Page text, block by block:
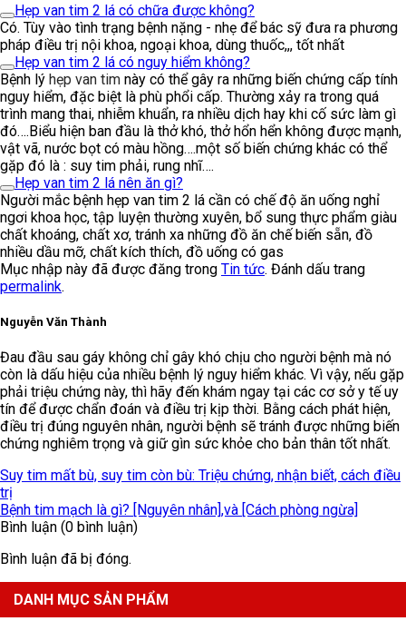
Hẹp van tim 2 lá có chữa được không?
Có. Tùy vào tình trạng bệnh nặng - nhẹ để bác sỹ đưa ra phương
pháp điều trị nội khoa, ngoại khoa, dùng thuốc,,, tốt nhất
Hẹp van tim 2 lá có nguy hiểm không?
Bệnh lý hẹp van tim này có thể gây ra những biến chứng cấp tính
nguy hiểm, đặc biệt là phù phổi cấp. Thường xảy ra trong quá
trình mang thai, nhiễm khuẩn, ra nhiều dịch hay khi cố sức làm gì
đó….Biểu hiện ban đầu là thở khó, thở hổn hển không được mạnh,
vật vã, nước bọt có màu hồng….một số biến chứng khác có thể
gặp đó là : suy tim phải, rung nhĩ….
Hẹp van tim 2 lá nên ăn gì?
Người mắc bệnh hẹp van tim 2 lá cần có chế độ ăn uống nghỉ
ngơi khoa học, tập luyện thường xuyên, bổ sung thực phẩm giàu
chất khoáng, chất xơ, tránh xa những đồ ăn chế biến sẵn, đồ
nhiều dầu mỡ, chất kích thích, đồ uống có gas
Mục nhập này đã được đăng trong Tin tức. Đánh dấu trang
permalink.
Nguyễn Văn Thành
Đau đầu sau gáy không chỉ gây khó chịu cho người bệnh mà nó
còn là dấu hiệu của nhiều bệnh lý nguy hiểm khác. Vì vậy, nếu gặp
phải triệu chứng này, thì hãy đến khám ngay tại các cơ sở y tế uy
tín để được chẩn đoán và điều trị kịp thời. Bằng cách phát hiện,
điều trị đúng nguyên nhân, người bệnh sẽ tránh được những biến
chứng nghiêm trọng và giữ gìn sức khỏe cho bản thân tốt nhất.
Suy tim mất bù, suy tim còn bù: Triệu chứng, nhận biết, cách điều
trị
Bệnh tim mạch là gì? [Nguyên nhân],và [Cách phòng ngừa]
Bình luận (0 bình luận)
Bình luận đã bị đóng.
DANH MỤC SẢN PHẨM